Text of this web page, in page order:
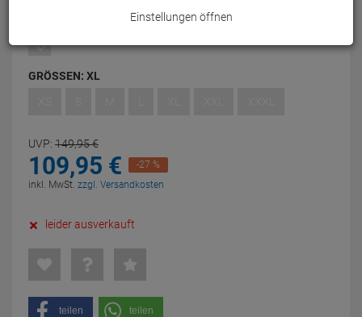
GRÖSSEN: XL
UVP: 149,95€
109,95 €
-27 %
inkl. MwSt. zzgl. Versandkosten
leider ausverkauft
teilen teilen
Einstellungen öffnen